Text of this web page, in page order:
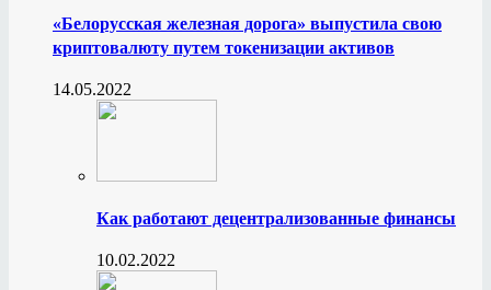
«Белорусская железная дорога» выпустила свою
криптовалюту путем токенизации активов
14.05.2022
Как работают децентрализованные финансы
10.02.2022